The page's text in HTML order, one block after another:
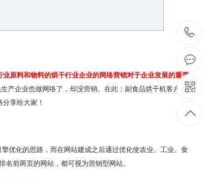
原料和物料的烘干行业企业的网络营销对于企业发展的重要
产企业也做网络了，却没营销。在此：副食品烘干机客户青
享给大家！
优化的思路，而在网站建成之后通过优化使农业、工业、食
前两页的网站，都可视为营销型网站。